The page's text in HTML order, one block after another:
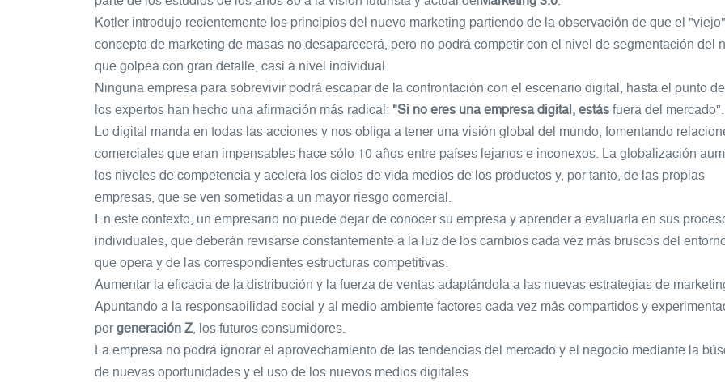
Kotler introdujo recientemente los principios del nuevo marketing partiendo de la observación de que el "viejo"
concepto de marketing de masas no desaparecerá, pero no podrá competir con el nivel de segmentación del
que golpea con gran detalle, casi a nivel individual.
Ninguna empresa para sobrevivir podrá escapar de la confrontación con el escenario digital, hasta el punto
los expertos han hecho una afirmación más radical:"Si no eres una empresa digital, estásfuera del mercado".
Lo digital manda en todas las acciones y nos obliga a tener una visión global del mundo, fomentando
comerciales que eran impensables hace sólo 10 años entre países lejanos e inconexos. La globalización
los niveles de competencia y acelera los ciclos de vida medios de los productos y, por tanto, de las propias
empresas, que se ven sometidas a un mayor riesgo comercial.
En este contexto, un empresario no puede dejar de conocer su empresa y aprender a evaluarla en sus
individuales, que deberán revisarse constantemente a la luz de los cambios cada vez más bruscos del
que opera y de las correspondientes estructuras competitivas.
Aumentar la eficacia de la distribución y la fuerza de ventas adaptándola a las nuevas estrategias de
Apuntando a la responsabilidad social y al medio ambiente factores cada vez más compartidos y
porgeneración Z, los futuros consumidores.
La empresa no podrá ignorar el aprovechamiento de las tendencias del mercado y el negocio mediante la
de nuevas oportunidades y el uso de los nuevos medios digitales.